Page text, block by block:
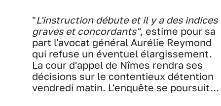
"L'instruction débute et il y a des indices
graves et concordants", estime pour sa
part l'avocat général Aurélie Reymond
qui refuse un éventuel élargissement.
La cour d'appel de Nîmes rendra ses
décisions sur le contentieux détention
vendredi matin. L'enquête se poursuit...